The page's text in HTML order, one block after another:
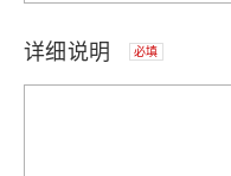
详细说明 必填